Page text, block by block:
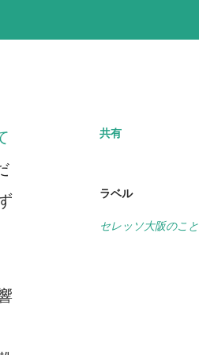
共有
ラベル
セレッソ大阪のこと